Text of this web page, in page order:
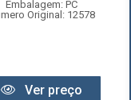
Embalagem: PC
Original: 12578
Ver preço